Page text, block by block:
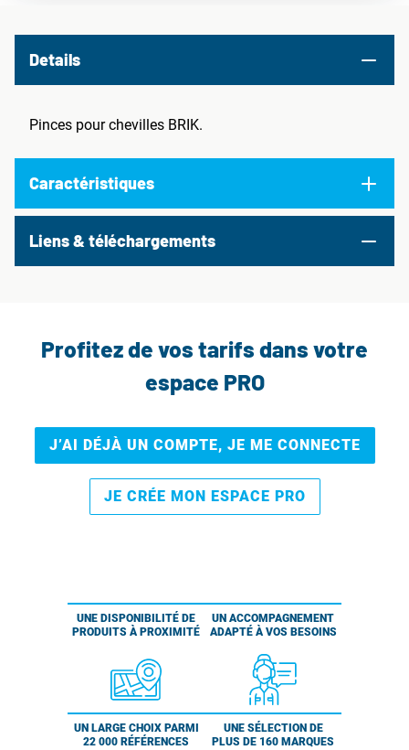
Details
Pinces pour chevilles BRIK.
Caractéristiques
Liens & téléchargements
Profitez de vos tarifs dans votre
espace PRO
J’AI DÉJÀ UN COMPTE, JE ME CONNECTE
JE CRÉE MON ESPACE PRO
UNE DISPONIBILITÉ DE
PRODUITS À PROXIMITÉ
UN ACCOMPAGNEMENT
ADAPTÉ À VOS BESOINS
UN LARGE CHOIX PARMI
22 000 RÉFÉRENCES
UNE SÉLECTION DE
PLUS DE 160 MARQUES